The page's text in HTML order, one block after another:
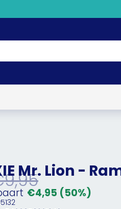
Mr. Lion -
€4,95 (50%)